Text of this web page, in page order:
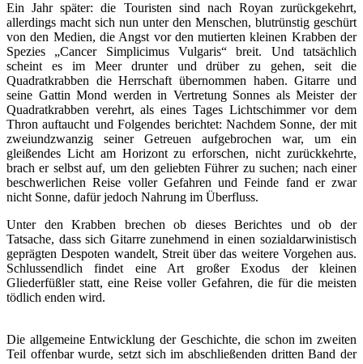
Ein Jahr später: die Touristen sind nach Royan zurückgekehrt,
allerdings macht sich nun unter den Menschen, blutrünstig geschürt
von den Medien, die Angst vor den mutierten kleinen Krabben der
Spezies „Cancer Simplicimus Vulgaris“ breit. Und tatsächlich
scheint es im Meer drunter und drüber zu gehen, seit die
Quadratkrabben die Herrschaft übernommen haben. Gitarre und
seine Gattin Mond werden in Vertretung Sonnes als Meister der
Quadratkrabben verehrt, als eines Tages Lichtschimmer vor dem
Thron auftaucht und Folgendes berichtet: Nachdem Sonne, der mit
zweiundzwanzig seiner Getreuen aufgebrochen war, um ein
gleißendes Licht am Horizont zu erforschen, nicht zurückkehrte,
brach er selbst auf, um den geliebten Führer zu suchen; nach einer
beschwerlichen Reise voller Gefahren und Feinde fand er zwar
nicht Sonne, dafür jedoch Nahrung im Überfluss.
Unter den Krabben brechen ob dieses Berichtes und ob der
Tatsache, dass sich Gitarre zunehmend in einen sozialdarwinistisch
geprägten Despoten wandelt, Streit über das weitere Vorgehen aus.
Schlussendlich findet eine Art großer Exodus der kleinen
Gliederfüßler statt, eine Reise voller Gefahren, die für die meisten
tödlich enden wird.
Die allgemeine Entwicklung der Geschichte, die schon im zweiten
Teil offenbar wurde, setzt sich im abschließenden dritten Band der